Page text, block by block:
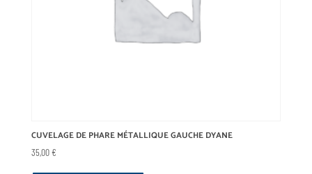
CUVELAGE DE PHARE MÉTALLIQUE GAUCHE DYANE
35,00€